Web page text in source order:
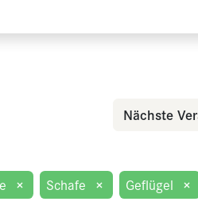
Nächste
× Schafe × Geflügel ×